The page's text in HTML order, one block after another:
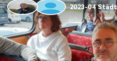
2023-04